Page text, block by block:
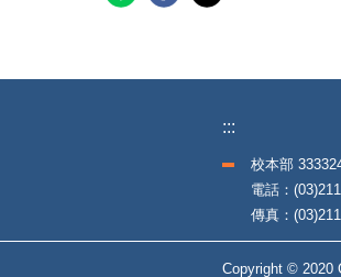
:::
校本部
電話：
傳真：
Copyright © 2020